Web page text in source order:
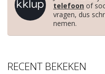
telefoon of
vragen, dus
nemen.
RECENT BEKEKEN